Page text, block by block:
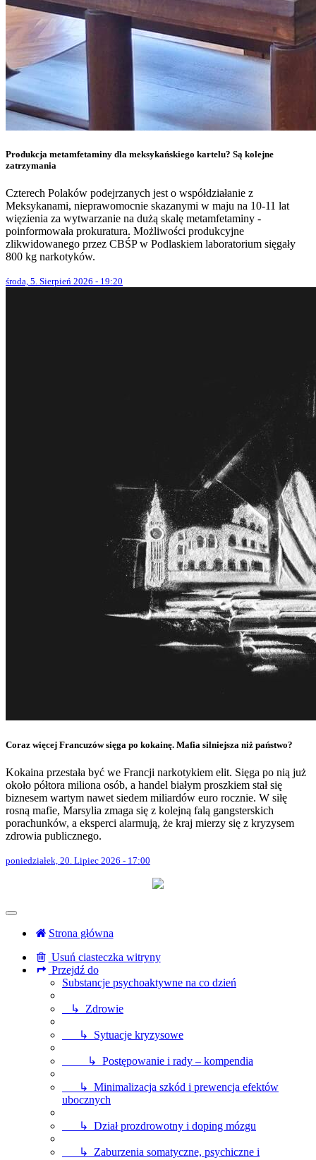
Produkcja metamfetaminy dla meksykańskiego kartelu? Są kolejne
zatrzymania
Czterech Polaków podejrzanych jest o współdziałanie z
Meksykanami, nieprawomocnie skazanymi w maju na 10-11 lat
więzienia za wytwarzanie na dużą skalę metamfetaminy -
poinformowała prokuratura. Możliwości produkcyjne
zlikwidowanego przez CBŚP w Podlaskiem laboratorium sięgały
800 kg narkotyków.
środa, 5. Sierpień 2026 - 19:20
Coraz więcej Francuzów sięga po kokainę. Mafia silniejsza niż państwo?
Kokaina przestała być we Francji narkotykiem elit. Sięga po nią już
około półtora miliona osób, a handel białym proszkiem stał się
biznesem wartym nawet siedem miliardów euro rocznie. W siłę
rosną mafie, Marsylia zmaga się z kolejną falą gangsterskich
porachunków, a eksperci alarmują, że kraj mierzy się z kryzysem
zdrowia publicznego.
poniedziałek, 20. Lipiec 2026 - 17:00
Strona główna
Usuń ciasteczka witryny
Przejdź do
Substancje psychoaktywne na co dzień
↳ Zdrowie
↳ Sytuacje kryzysowe
↳ Postępowanie i rady – kompendia
↳ Minimalizacja szkód i prewencja efektów
ubocznych
↳ Dział prozdrowotny i doping mózgu
↳ Zaburzenia somatyczne, psychiczne i